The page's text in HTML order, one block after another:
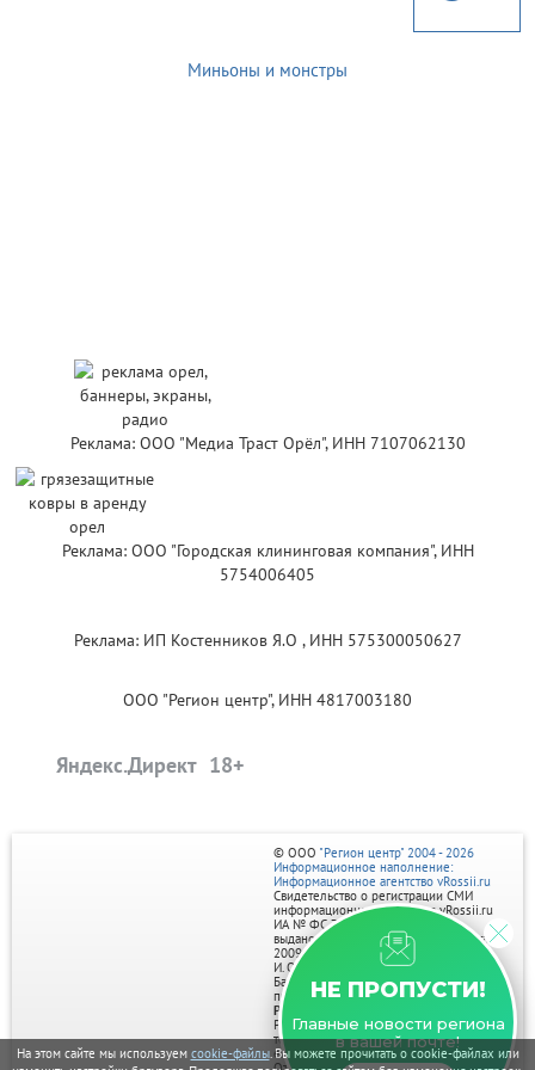
На этом сайте мы используем cookie-файлы. Вы можете прочитать о cookie-файлах или
Миньоны и монстры
Реклама: ООО "Медиа Траст Орёл", ИНН 7107062130
Реклама: ООО "Городская клининговая компания", ИНН
5754006405
Реклама: ИП Костенников Я.О , ИНН 575300050627
ООО "Регион центр", ИНН 4817003180
Яндекс.Директ
НЕ ПРОПУСТИ!
Главные новости региона
в вашей почте!
© ООО "Регион центр" 2004 - 2026
Информационное наполнение:
Информационное агентство vRossii.ru
Свидетельство о регистрации СМИ
информационного агентства vRossii.ru
ИА № ФС 77‑35502
выдано РОСКОМНАДЗОРом 04 марта
2009г.
И. О. Главного редактора Нарыков А. Н.
Баннеры на портале размещаются на
правах рекламы.
Реклама на портале:
Рекламное агентство "Умный маркетинг"
тел. 7-910-267-70-40,
email: umnyy.marketing@yandex.ru